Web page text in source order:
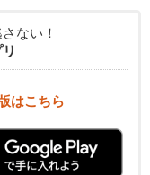
ない！
はこちら